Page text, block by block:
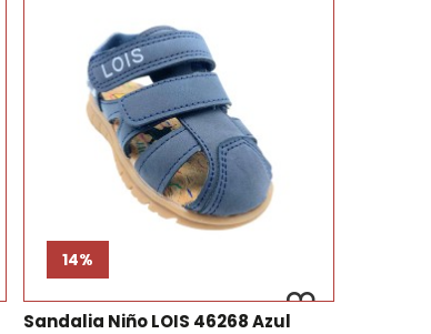
14%
Sandalia Niño LOIS 46268 Azul